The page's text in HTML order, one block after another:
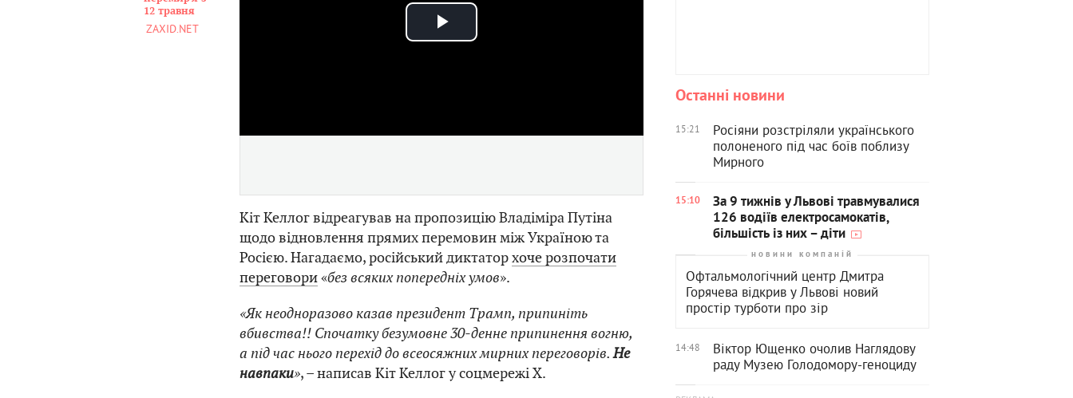
12 травня
ZAXID.NET
Play
Кіт Келлог відреагував на пропозицію Владіміра Путіна
щодо відновлення прямих перемовин між Україною та
Росією. Нагадаємо, російський диктаторхоче розпочати
переговори«без всяких попередніх умов».
«Як неодноразово казав президент Трамп, припиніть
вбивства!! Спочатку безумовне 30-денне припинення вогню,
а під час нього перехід до всеосяжних мирних переговорів.Не
навпаки», – написав Кіт Келлог у соцмережі Х.
Останні новини
15:21
Росіяни розстріляли українського
полоненого під час боїв поблизу
Мирного
15:10
За 9 тижнів у Львові травмувалися
126 водіїв електросамокатів,
більшість із них – діти
новини компаній
Офтальмологічний центр Дмитра
Горячева відкрив у Львові новий
простір турботи про зір
14:48
Віктор Ющенко очолив Наглядову
раду Музею Голодомору-геноциду